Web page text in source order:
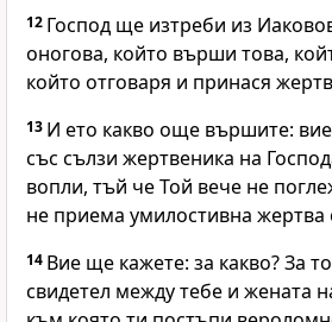
12 Господ ще изтреби из
оногова, който върши това,
който отговаря и принася
13 И ето какво още вършите:
със сълзи жертвеника на
вопли, тъй че Той вече не
не приема умилостивна жертва
14 Вие ще кажете: за какво? За
свидетел между тебе и жената